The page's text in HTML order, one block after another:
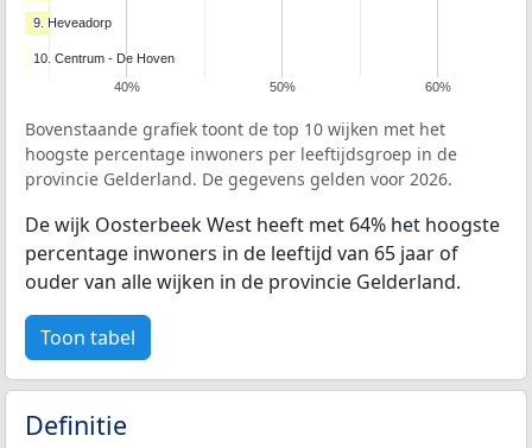
40% 50% 60%
9. Heveadorp
9. Heveadorp
10. Centrum - De Hoven
10. Centrum - De Hoven
Bovenstaande grafiek toont de top 10 wijken met het
hoogste percentage inwoners per leeftijdsgroep in de
provincie Gelderland. De gegevens gelden voor 2026.
De wijk Oosterbeek West heeft met 64% het hoogste
percentage inwoners in de leeftijd van 65 jaar of
ouder van alle wijken in de provincie Gelderland.
Toon tabel
Definitie